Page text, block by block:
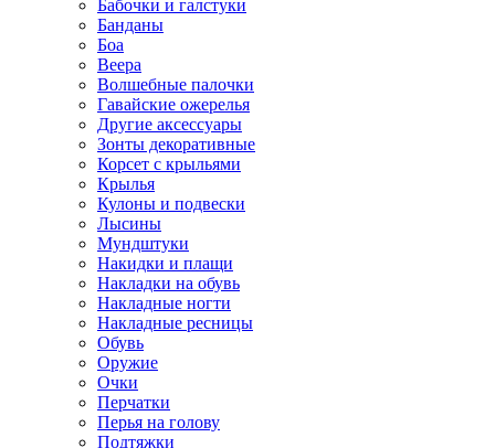
Бабочки и галстуки
Банданы
Боа
Веера
Волшебные палочки
Гавайские ожерелья
Другие аксессуары
Зонты декоративные
Корсет с крыльями
Крылья
Кулоны и подвески
Лысины
Мундштуки
Накидки и плащи
Накладки на обувь
Накладные ногти
Накладные ресницы
Обувь
Оружие
Очки
Перчатки
Перья на голову
Подтяжки